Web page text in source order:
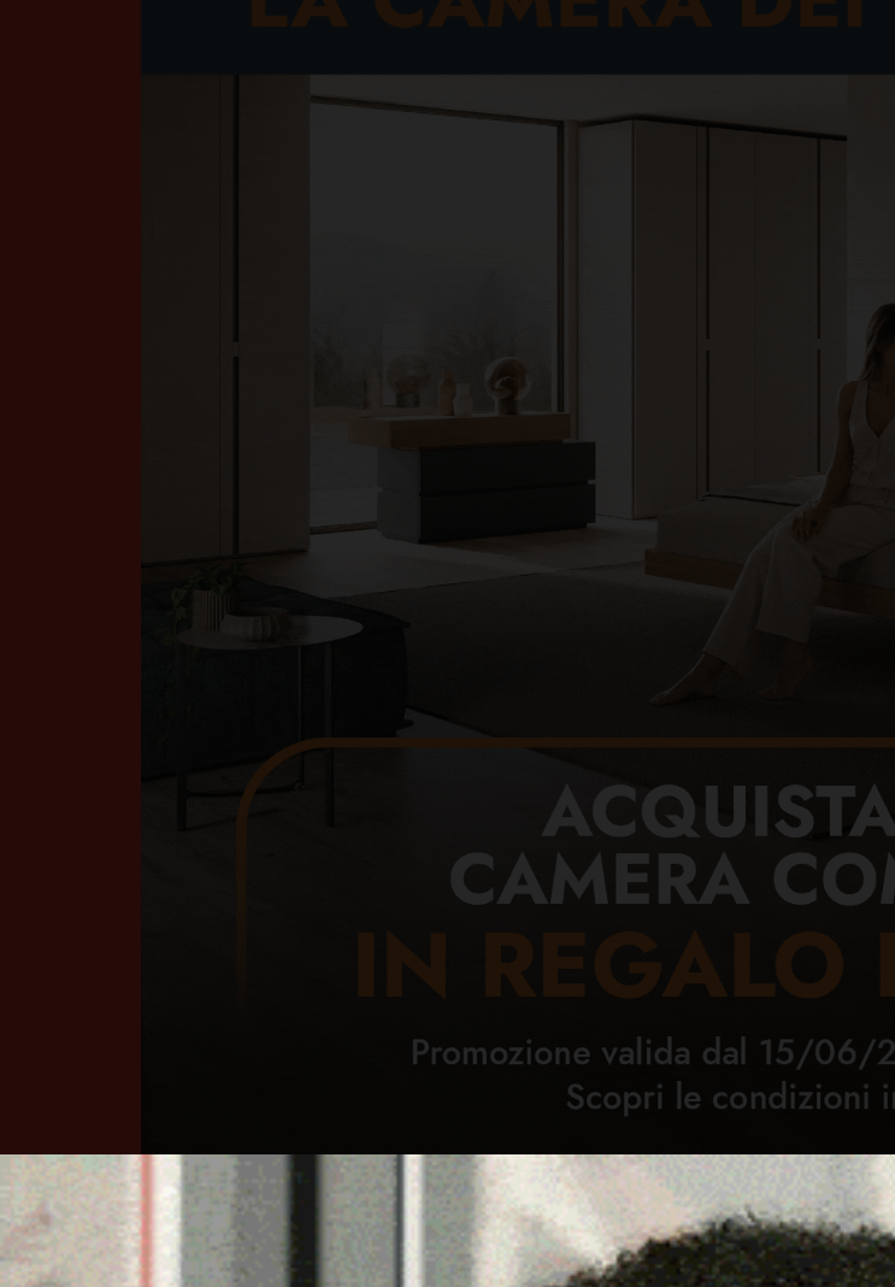
Home Ozieri Territorio Sardegna Cronaca Attualità Sport